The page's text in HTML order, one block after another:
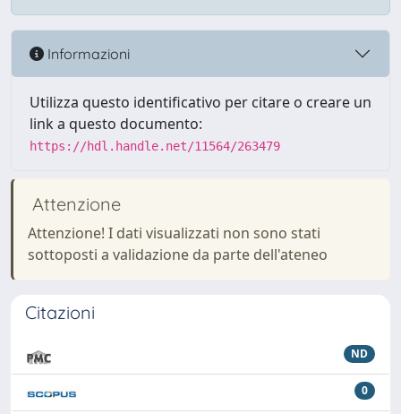
Informazioni
Utilizza questo identificativo per citare o creare un
link a questo documento:
https://hdl.handle.net/11564/263479
Attenzione
Attenzione! I dati visualizzati non sono stati
sottoposti a validazione da parte dell'ateneo
Citazioni
ND
0